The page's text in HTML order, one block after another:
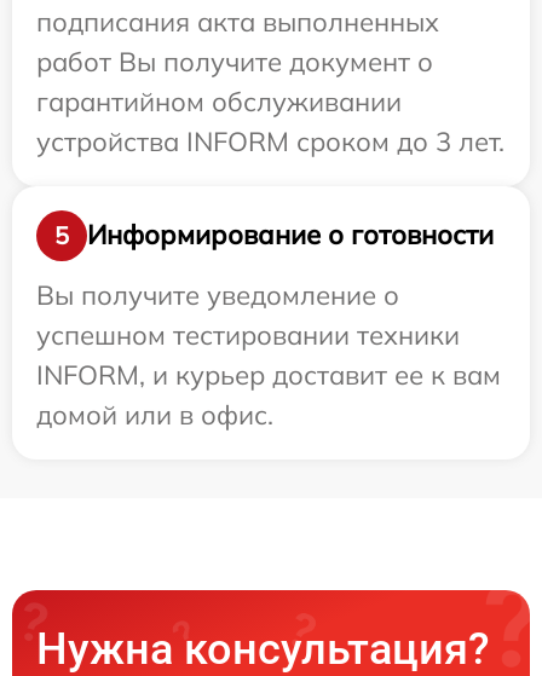
подписания акта выполненных
работ Вы получите документ о
гарантийном обслуживании
устройства INFORM сроком до 3 лет.
5
Информирование о готовности
Вы получите уведомление о
успешном тестировании техники
INFORM, и курьер доставит ее к вам
домой или в офис.
Нужна консультация?